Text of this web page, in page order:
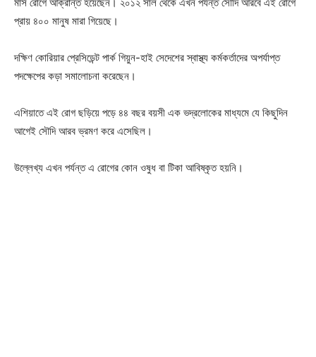
প্রায় ৪০০ মানুষ মারা গিয়েছে।
দক্ষিণ কোরিয়ার প্রেসিডেন্ট পার্ক গিয়ুন-হাই সেদেশের স্বাস্থ্য কর্মকর্তাদের অপর্যাপ্ত
পদক্ষেপের কড়া সমালোচনা করেছেন।
এশিয়াতে এই রোগ ছড়িয়ে পড়ে ৪৪ বছর বয়সী এক ভদ্রলোকের মাধ্যমে যে কিছুদিন
আগেই সৌদি আরব ভ্রমণ করে এসেছিল।
উল্লেখ্য এখন পর্যন্ত এ রোগের কোন ওষুধ বা টিকা আবিষ্কৃত হয়নি।